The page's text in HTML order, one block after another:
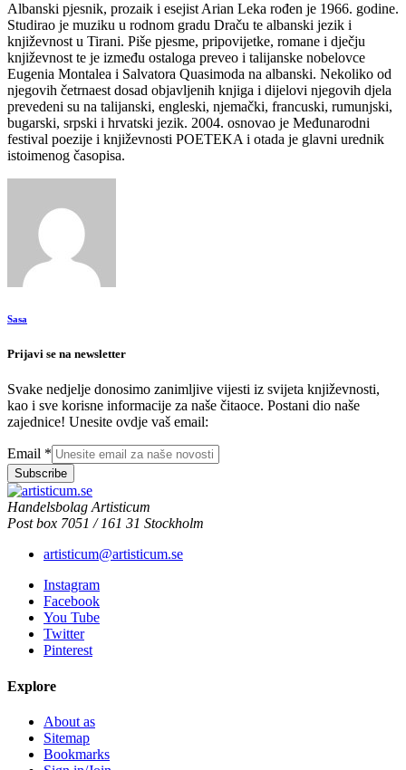
Albanski pjesnik, prozaik i esejist Arian Leka rođen je 1966. godine.
Studirao je muziku u rodnom gradu Draču te albanski jezik i
književnost u Tirani. Piše pjesme, pripovijetke, romane i dječju
književnost te je između ostaloga preveo i talijanske nobelovce
Eugenia Montalea i Salvatora Quasimoda na albanski. Nekoliko od
njegovih četrnaest dosad objavljenih knjiga i dijelovi njegovih djela
prevedeni su na talijanski, engleski, njemački, francuski, rumunjski,
bugarski, srpski i hrvatski jezik. 2004. osnovao je Međunarodni
festival poezije i književnosti POETEKA i otada je glavni urednik
istoimenog časopisa.
Sasa
Prijavi se na newsletter
Svake nedjelje donosimo zanimljive vijesti iz svijeta književnosti,
kao i sve korisne informacije za naše čitaoce. Postani dio naše
zajednice! Unesite ovdje vaš email:
Email *
Subscribe
Handelsbolag Artisticum
Post box 7051 / 161 31 Stockholm
artisticum@artisticum.se
Instagram
Facebook
You Tube
Twitter
Pinterest
Explore
About as
Sitemap
Bookmarks